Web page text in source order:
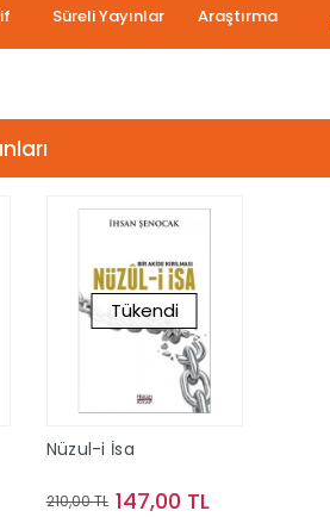
Süreli Yayınlar Araştırma
Tükendi
Nüzul-i İsa
210,00 TL 147,00 TL